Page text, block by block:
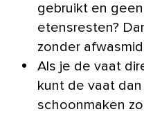
gebruikt en
etensresten?
zonder
Als je de vaat
kunt de vaat
schoonmaken